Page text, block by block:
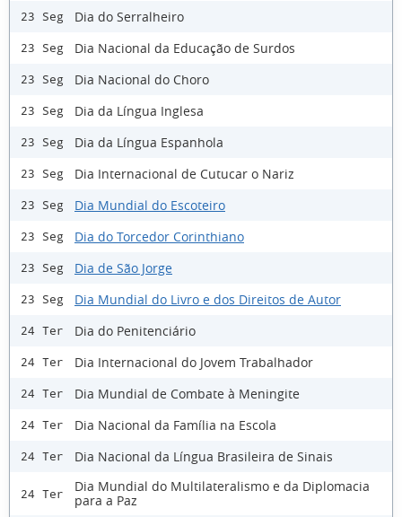
23 Seg Dia do Serralheiro
23 Seg Dia Nacional da Educação de Surdos
23 Seg Dia Nacional do Choro
23 Seg Dia da Língua Inglesa
23 Seg Dia da Língua Espanhola
23 Seg Dia Internacional de Cutucar o Nariz
23 Seg Dia Mundial do Escoteiro
23 Seg Dia do Torcedor Corinthiano
23 Seg Dia de São Jorge
23 Seg Dia Mundial do Livro e dos Direitos de Autor
24 Ter Dia do Penitenciário
24 Ter Dia Internacional do Jovem Trabalhador
24 Ter Dia Mundial de Combate à Meningite
24 Ter Dia Nacional da Família na Escola
24 Ter Dia Nacional da Língua Brasileira de Sinais
24 Ter
Dia Mundial do Multilateralismo e da Diplomacia
para a Paz